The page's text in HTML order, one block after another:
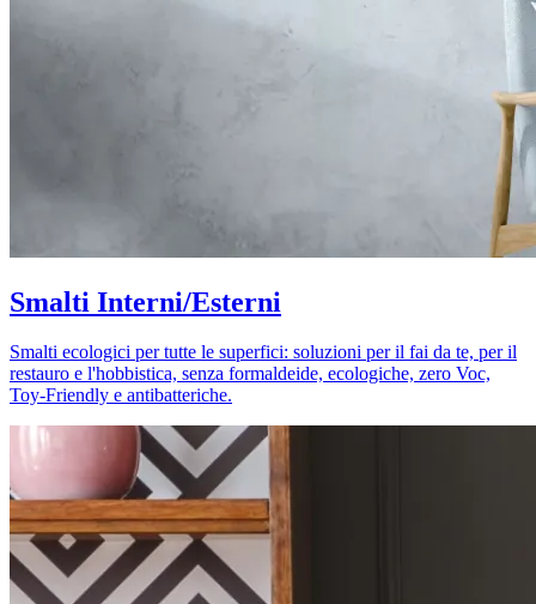
Smalti Interni/Esterni
Smalti ecologici per tutte le superfici: soluzioni per il fai da te, per il
restauro e l'hobbistica, senza formaldeide, ecologiche, zero Voc,
Toy-Friendly e antibatteriche.